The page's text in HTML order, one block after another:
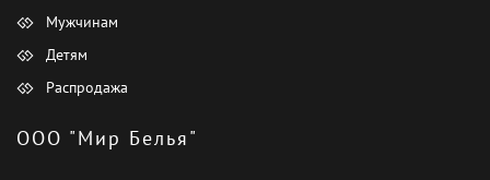
Мужчинам
Детям
Распродажа
ООО "Мир Белья"